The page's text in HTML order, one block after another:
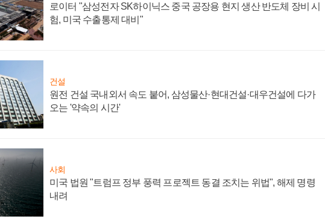
로이터 "삼성전자 SK하이닉스 중국 공장용 현지 생산 반도체 장비 시
험, 미국 수출통제 대비"
건설
원전 건설 국내외서 속도 붙어, 삼성물산·현대건설·대우건설에 다가
오는 '약속의 시간'
사회
미국 법원 "트럼프 정부 풍력 프로젝트 동결 조치는 위법", 해제 명령
내려